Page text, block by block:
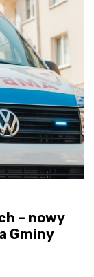
– nowy
Gminy